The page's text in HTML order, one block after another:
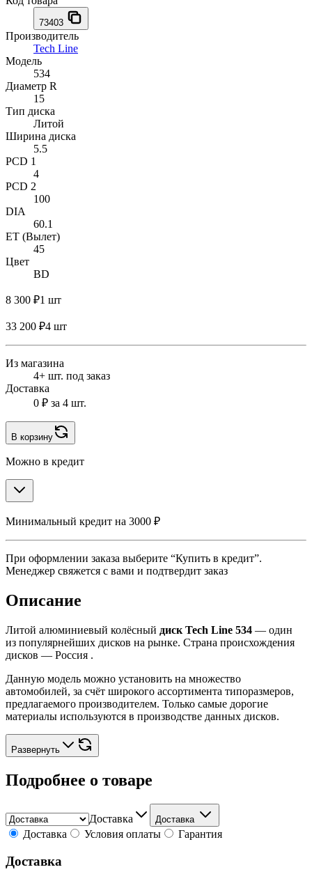
73403
Производитель
Tech Line
Модель
534
Диаметр R
15
Тип диска
Литой
Ширина диска
5.5
PCD 1
4
PCD 2
100
DIA
60.1
ET (Вылет)
45
Цвет
BD
8 300 ₽1 шт
33 200 ₽4 шт
Из магазина
4+ шт. под заказ
Доставка
0 ₽ за 4 шт.
В корзину
Можно в кредит
Минимальный кредит на 3000 ₽
При оформлении заказа выберите “Купить в кредит”.
Менеджер свяжется с вами и подтвердит заказ
Описание
Литой алюминиевый колёсный диск Tech Line 534 — один
из популярнейших дисков на рынке. Страна происхождения
дисков — Россия .
Данную модель можно установить на множество
автомобилей, за счёт широкого ассортимента типоразмеров,
предлагаемого производителем. Только самые дорогие
материалы используются в производстве данных дисков.
Развернуть
Подробнее о товаре
Доставка Доставка
Доставка Условия оплаты Гарантия
Доставка